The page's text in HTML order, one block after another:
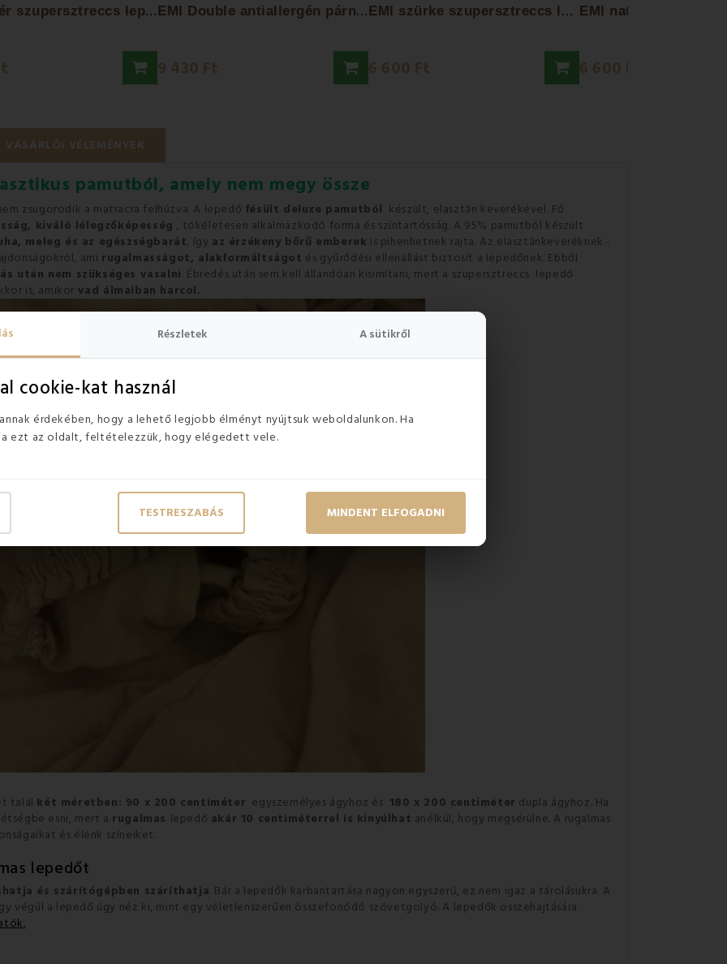
Részletek A sütikről
cookie-kat használ
érdekében, hogy a lehető legjobb élményt nyújtsuk weboldalunkon. Ha
ezt az oldalt, feltételezzük, hogy elégedett vele.
TESTRESZABÁS MINDENT ELFOGADNI
E
MI fehér szupersztreccs lepedő E
MI Double antiallergén párna 70x90 cm
9 430 Ft
E
MI szürke szupersztreccs lepedő
6 600 Ft 6 600 Ft
VÁSÁRLÓI VÉLEMÉNYEK
pamutból, amely nem megy össze
zsugorodik a matracra felhúzva. A lepedő fésült deluxe pamutból készült, elasztán keverékével. Fő
kiváló lélegzőképesség , tökéletesen alkalmazkodó forma és színtartósság. A 95% pamutból készült
meleg és az egészségbarát, így az érzékeny bőrű emberek is pihenhetnek rajta. Az elasztánkeveréknek -
ami rugalmasságot, alakformáltságot és gyűrődési ellenállást biztosít a lepedőnek. Ebből
után nem szükséges vasalni. Ébredés után sem kell állandóan kisimítani, mert a szupersztreccs lepedő
is, amikor vad álmaiban harcol.
talál két méretben: 90 x 200 centiméter egyszemélyes ágyhoz és 180 x 200 centiméter dupla ágyhoz. Ha
esni, mert a rugalmas lepedő akár 10 centiméterrel is kinyúlhat anélkül, hogy megsérülne. A rugalmas
és élénk színeiket.
lepedőt
és szárítógépben száríthatja. Bár a lepedők karbantartása nagyon egyszerű, ez nem igaz a tárolásukra. A
végül a lepedő úgy néz ki, mint egy véletlenszerűen összefonódó szövetgolyó. A lepedők összehajtására
.